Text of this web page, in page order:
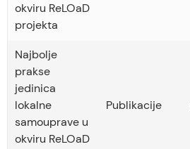
okviru ReLOaD
projekta
Najbolje
prakse
jedinica
lokalne
samouprave u
okviru ReLOaD
Publikacije